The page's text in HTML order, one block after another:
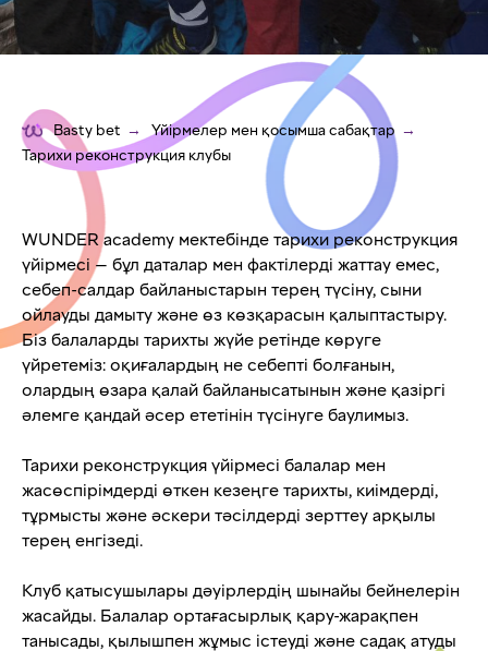
Basty bet → Үйірмелер мен қосымша сабақтар →
Тарихи реконструкция клубы
WUNDER academy мектебінде тарихи реконструкция
үйірмесі — бұл даталар мен фактілерді жаттау емес,
себеп-салдар байланыстарын терең түсіну, сыни
ойлауды дамыту және өз көзқарасын қалыптастыру.
Біз балаларды тарихты жүйе ретінде көруге
үйретеміз: оқиғалардың не себепті болғанын,
олардың өзара қалай байланысатынын және қазіргі
әлемге қандай әсер ететінін түсінуге баулимыз.
Тарихи реконструкция үйірмесі балалар мен
жасөспірімдерді өткен кезеңге тарихты, киімдерді,
тұрмысты және әскери тәсілдерді зерттеу арқылы
терең енгізеді.
Клуб қатысушылары дәуірлердің шынайы бейнелерін
жасайды. Балалар ортағасырлық қару-жарақпен
танысады, қылышпен жұмыс істеуді және садақ атуды